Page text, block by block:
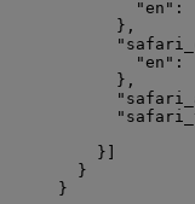
"en" :
},
"en" :
},
}]
}
}